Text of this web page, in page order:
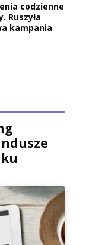
codzienne
Ruszyła
kampania